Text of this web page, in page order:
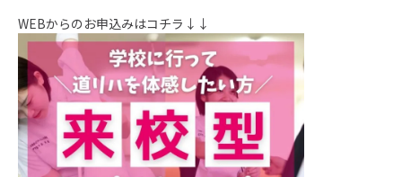
WEBからのお申込みはコチラ↓↓